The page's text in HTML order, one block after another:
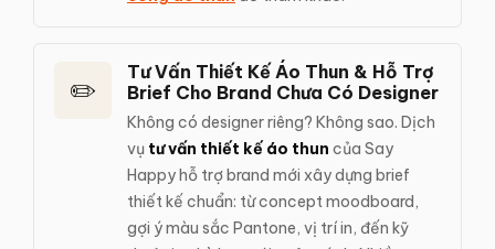
✏️
Tư Vấn Thiết Kế Áo Thun & Hỗ Trợ
Brief Cho Brand Chưa Có Designer
Không có designer riêng? Không sao. Dịch
vụ tư vấn thiết kế áo thun của Say
Happy hỗ trợ brand mới xây dựng brief
thiết kế chuẩn: từ concept moodboard,
gợi ý màu sắc Pantone, vị trí in, đến kỹ